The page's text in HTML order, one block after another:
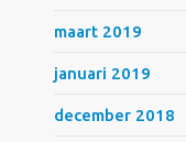
maart 2019
januari 2019
december 2018